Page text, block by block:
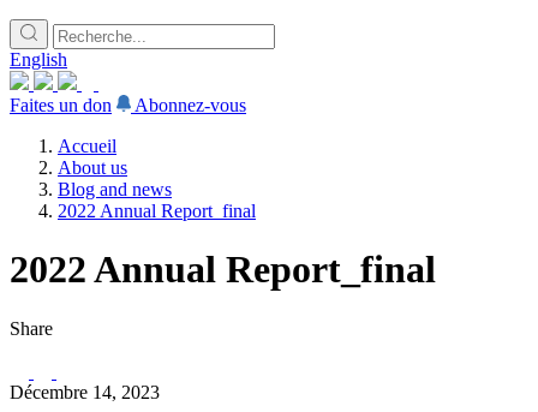
English
Faites un don
Abonnez-vous
Accueil
About us
Blog and news
2022 Annual Report_final
2022 Annual Report_final
Share
Décembre 14, 2023